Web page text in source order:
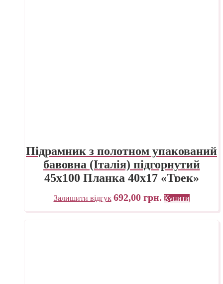
Підрамник з полотном упакований
бавовна (Італія) підгорнутий
45х100 Планка 40х17 «Трек»
Україна
Залишити відгук 692,00 грн. Купити